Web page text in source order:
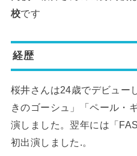
校です
経歴
桜井さんは24歳でデビュー
きのゴーシュ」「ペール・
演しました。翌年には「
初出演しました.。